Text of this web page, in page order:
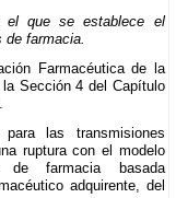
el que se establece el
de farmacia.
Farmacéutica de la
Sección 4 del Capítulo
las transmisiones
ruptura con el modelo
de farmacia basada
adquirente, del